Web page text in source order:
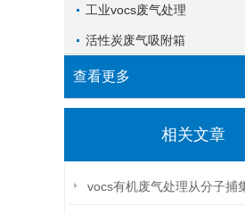
工业vocs废气处理
活性炭废气吸附箱
查看更多
相关文章